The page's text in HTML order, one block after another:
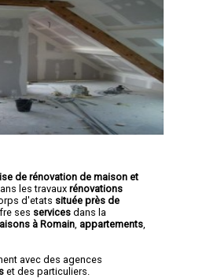
de rénovation de maison et
les travaux rénovations
d'etats située près de
ses services dans la
à Romain appartements
avec des agences
et des particuliers.